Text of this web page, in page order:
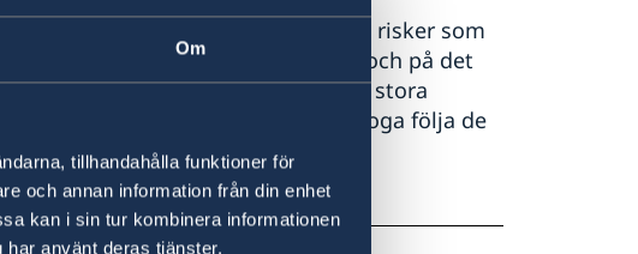
Om
tillhandahålla funktioner för
och annan information från din enhet
kan i sin tur kombinera informationen
använt deras tjänster.
och medveten om de hot och risker som
uppmärksam på sin omgivning och på det
särskilt på platser med stora
om situationen i landet och noga följa de
terrorism-och-turism/